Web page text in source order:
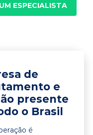
ESPECIALISTA
de
e
presente
o Brasil
é